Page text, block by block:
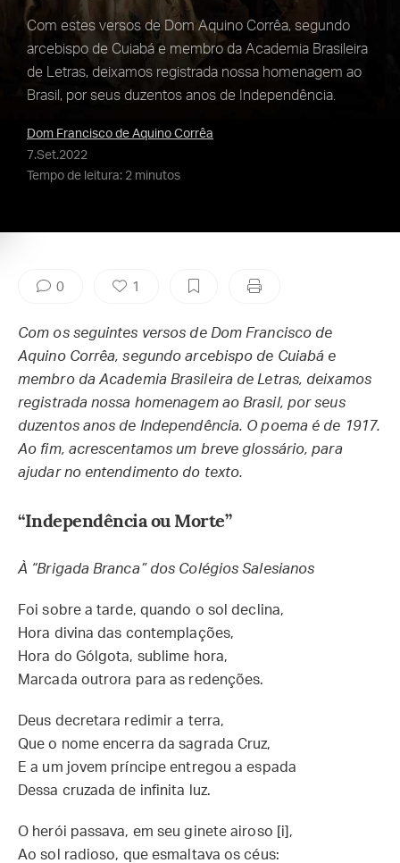
Com estes versos de Dom Aquino Corrêa, segundo
arcebispo de Cuiabá e membro da Academia Brasileira
de Letras, deixamos registrada nossa homenagem ao
Brasil, por seus duzentos anos de Independência.
Dom Francisco de Aquino Corrêa
7.Set.2022
Tempo de leitura: 2 minutos
0 1
Com os seguintes versos de Dom Francisco de
Aquino Corrêa, segundo arcebispo de Cuiabá e
membro da Academia Brasileira de Letras, deixamos
registrada nossa homenagem ao Brasil, por seus
duzentos anos de Independência. O poema é de 1917.
Ao fim, acrescentamos um breve glossário, para
ajudar no entendimento do texto.
“Independência ou Morte”
À “Brigada Branca” dos Colégios Salesianos
Foi sobre a tarde, quando o sol declina,
Hora divina das contemplações,
Hora do Gólgota, sublime hora,
Marcada outrora para as redenções.
Deus decretara redimir a terra,
Que o nome encerra da sagrada Cruz,
E a um jovem príncipe entregou a espada
Dessa cruzada de infinita luz.
O herói passava, em seu ginete airoso [i],
Ao sol radioso, que esmaltava os céus: